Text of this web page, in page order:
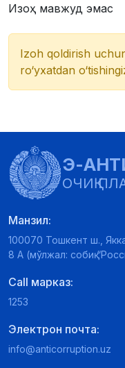
Изоҳ мавжуд эмас
Izoh qoldirish
ro‘yxatdan
Э-
ОЧИҚ
Манзил:
100070 Тошкент ш.,
8 А (мўлжал: собиқ
Call марказ:
1253
Электрон почта:
info@anticorruption.uz